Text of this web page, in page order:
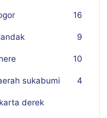
16
9
10
sukabumi 4
derek